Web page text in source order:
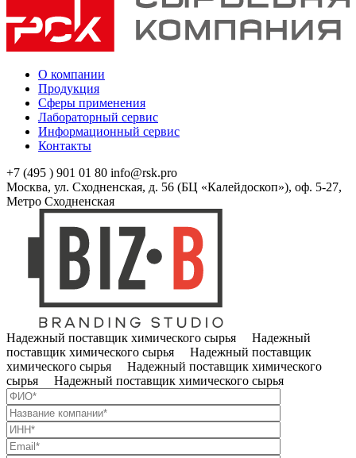
О компании
Продукция
Сферы применения
Лабораторный сервис
Информационный сервис
Контакты
+7 (495 ) 901 01 80 info@rsk.pro
Москва, ул. Сходненская, д. 56 (БЦ «Калейдоскоп»), оф. 5-27,
Метро Сходненская
Надежный поставщик химического сырья Надежный
поставщик химического сырья Надежный поставщик
химического сырья Надежный поставщик химического
сырья Надежный поставщик химического сырья